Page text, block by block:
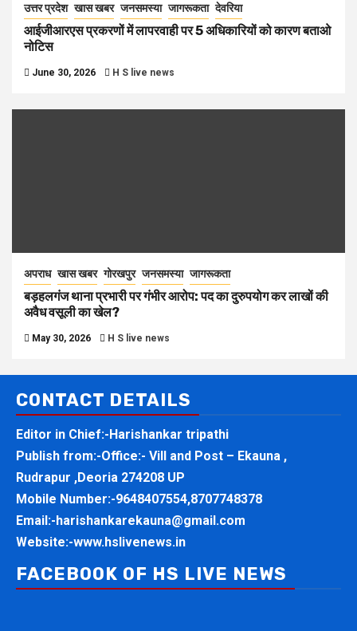
उत्तर प्रदेश खास खबर जनसमस्या जागरूकता देवरिया
आईजीआरएस प्रकरणों में लापरवाही पर 5 अधिकारियों को कारण बताओ
नोटिस
June 30, 2026 H S live news
अपराध खास खबर गोरखपुर जनसमस्या जागरूकता
बड़हलगंज थाना प्रभारी पर गंभीर आरोप: पद का दुरुपयोग कर लाखों की
अवैध वसूली का खेल?
May 30, 2026 H S live news
CONTACT DETAILS
Editor in Chief:-Harishankar tripathi
Publish from:-Office:- Vill and Post – Ekauna ,
Rudrapur ,Deoria 274208 UP
Mobile Number:-9648407554,8707748378
Email:-harishankarekauna@gmail.com
Website:-www.hslivenews.in
FACEBOOK OF HS LIVE NEWS